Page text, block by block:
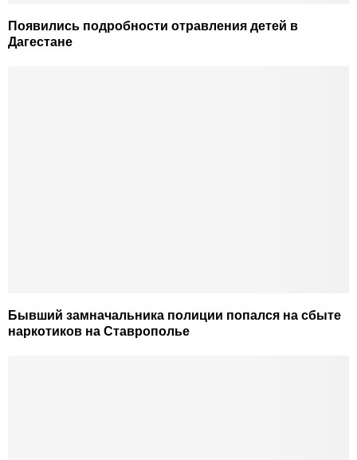
Появились подробности отравления детей в
Дагестане
Бывший замначальника полиции попался на сбыте
наркотиков на Ставрополье